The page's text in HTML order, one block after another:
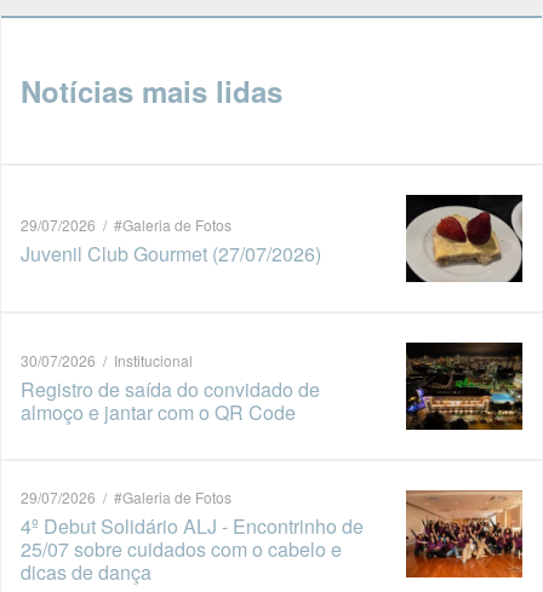
Notícias mais lidas
29/07/2026 / #Galeria de Fotos
Juvenil Club Gourmet (27/07/2026)
30/07/2026 / Institucional
Registro de saída do convidado de
almoço e jantar com o QR Code
29/07/2026 / #Galeria de Fotos
4º Debut Solidário ALJ - Encontrinho de
25/07 sobre cuidados com o cabelo e
dicas de dança